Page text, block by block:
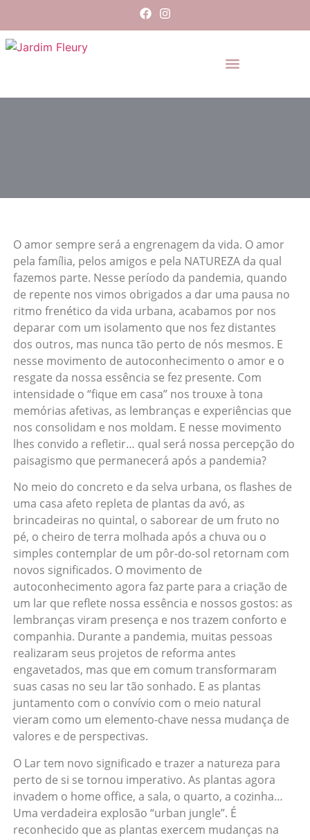
O amor sempre será a engrenagem da vida. O amor
pela família, pelos amigos e pela NATUREZA da qual
fazemos parte. Nesse período da pandemia, quando
de repente nos vimos obrigados a dar uma pausa no
ritmo frenético da vida urbana, acabamos por nos
deparar com um isolamento que nos fez distantes
dos outros, mas nunca tão perto de nós mesmos. E
nesse movimento de autoconhecimento o amor e o
resgate da nossa essência se fez presente. Com
intensidade o “fique em casa” nos trouxe à tona
memórias afetivas, as lembranças e experiências que
nos consolidam e nos moldam. E nesse movimento
lhes convido a refletir… qual será nossa percepção do
paisagismo que permanecerá após a pandemia?
No meio do concreto e da selva urbana, os flashes de
uma casa afeto repleta de plantas da avó, as
brincadeiras no quintal, o saborear de um fruto no
pé, o cheiro de terra molhada após a chuva ou o
simples contemplar de um pôr-do-sol retornam com
novos significados. O movimento de
autoconhecimento agora faz parte para a criação de
um lar que reflete nossa essência e nossos gostos: as
lembranças viram presença e nos trazem conforto e
companhia. Durante a pandemia, muitas pessoas
realizaram seus projetos de reforma antes
engavetados, mas que em comum transformaram
suas casas no seu lar tão sonhado. E as plantas
juntamento com o convívio com o meio natural
vieram como um elemento-chave nessa mudança de
valores e de perspectivas.
O Lar tem novo significado e trazer a natureza para
perto de si se tornou imperativo. As plantas agora
invadem o home office, a sala, o quarto, a cozinha…
Uma verdadeira explosão “urban jungle”. É
reconhecido que as plantas exercem mudanças na